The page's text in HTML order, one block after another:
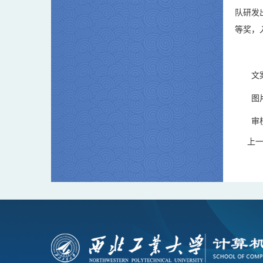
队研发
等奖，
文
图
审
上